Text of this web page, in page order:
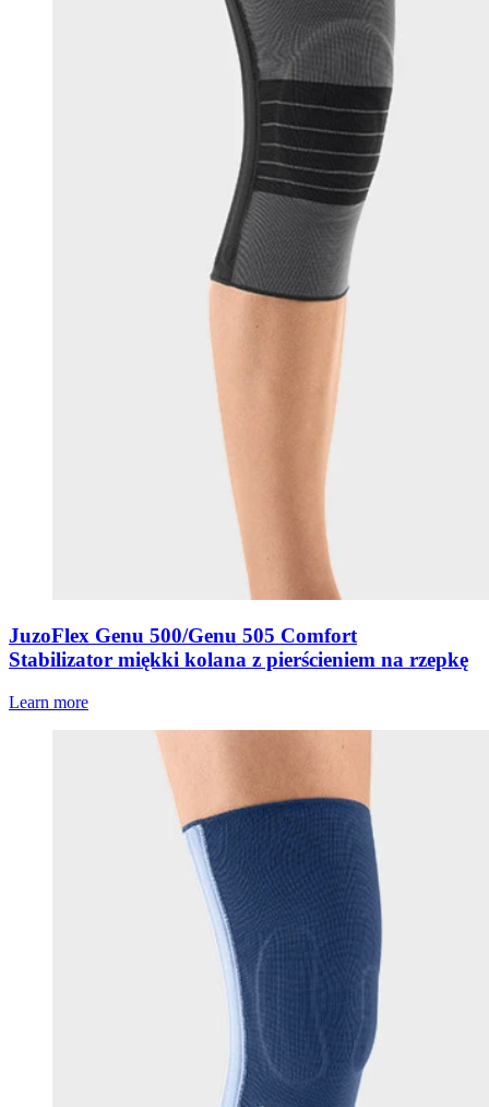
JuzoFlex Genu 500/Genu 505 Comfort
Stabilizator miękki kolana z pierścieniem na rzepkę
Learn more